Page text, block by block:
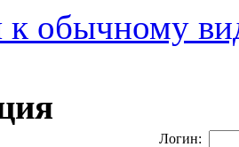
к обычному
Логин: